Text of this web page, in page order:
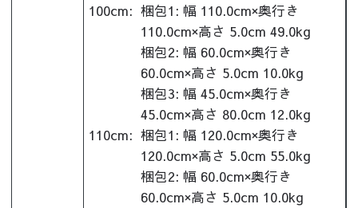
100cm: 梱包1: 幅 110.0cm×奥行き
110.0cm×高さ 5.0cm 49.0kg
梱包2: 幅 60.0cm×奥行き
60.0cm×高さ 5.0cm 10.0kg
梱包3: 幅 45.0cm×奥行き
45.0cm×高さ 80.0cm 12.0kg
110cm: 梱包1: 幅 120.0cm×奥行き
120.0cm×高さ 5.0cm 55.0kg
梱包2: 幅 60.0cm×奥行き
60.0cm×高さ 5.0cm 10.0kg